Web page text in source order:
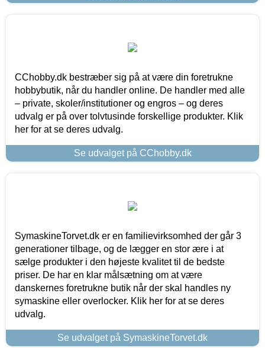
CChobby.dk bestræber sig på at være din foretrukne
hobbybutik, når du handler online. De handler med alle
– private, skoler/institutioner og engros – og deres
udvalg er på over tolvtusinde forskellige produkter. Klik
her for at se deres udvalg.
Se udvalget på CChobby.dk
SymaskineTorvet.dk er en familievirksomhed der går 3
generationer tilbage, og de lægger en stor ære i at
sælge produkter i den højeste kvalitet til de bedste
priser. De har en klar målsætning om at være
danskernes foretrukne butik når der skal handles ny
symaskine eller overlocker. Klik her for at se deres
udvalg.
Se udvalget på SymaskineTorvet.dk